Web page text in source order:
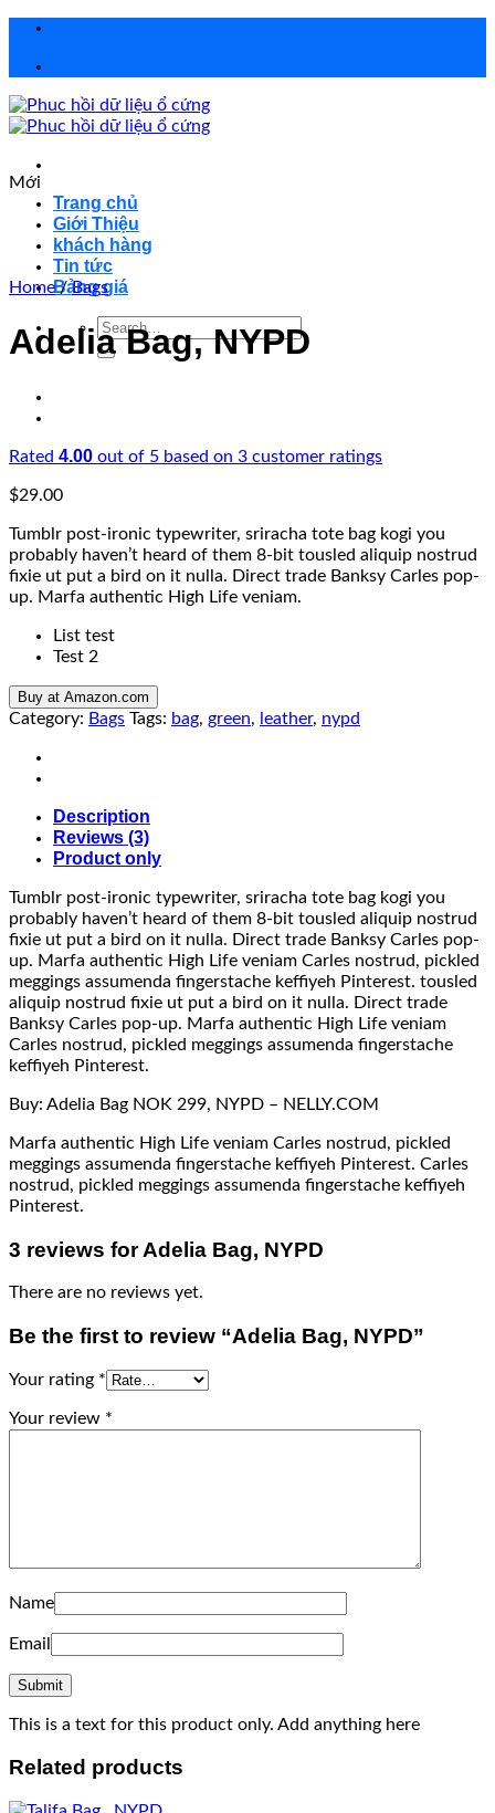
Chuyển
Trang chủ
Giới Thiệu
khách hàng
Tin tức
Bảng giá
Search
for:
Mới
Home / Bags
Adelia Bag, NYPD
Rated 4.00 out of 5 based on 3 customer ratings
$29.00
Tumblr post-ironic typewriter, sriracha tote bag kogi you
probably haven’t heard of them 8-bit tousled aliquip nostrud
fixie ut put a bird on it nulla. Direct trade Banksy Carles pop-
up. Marfa authentic High Life veniam.
List test
Test 2
Buy at Amazon.com
Category: Bags Tags: bag, green, leather, nypd
Description
Reviews (3)
Product only
Tumblr post-ironic typewriter, sriracha tote bag kogi you
probably haven’t heard of them 8-bit tousled aliquip nostrud
fixie ut put a bird on it nulla. Direct trade Banksy Carles pop-
up. Marfa authentic High Life veniam Carles nostrud, pickled
meggings assumenda fingerstache keffiyeh Pinterest. tousled
aliquip nostrud fixie ut put a bird on it nulla. Direct trade
Banksy Carles pop-up. Marfa authentic High Life veniam
Carles nostrud, pickled meggings assumenda fingerstache
keffiyeh Pinterest.
Buy: Adelia Bag NOK 299, NYPD – NELLY.COM
Marfa authentic High Life veniam Carles nostrud, pickled
meggings assumenda fingerstache keffiyeh Pinterest. Carles
nostrud, pickled meggings assumenda fingerstache keffiyeh
Pinterest.
3 reviews forAdelia Bag, NYPD
There are no reviews yet.
Be the first to review “Adelia Bag, NYPD”
Your rating *
Your review *
Name
Email
This is a text for this product only. Add anything here
Related products